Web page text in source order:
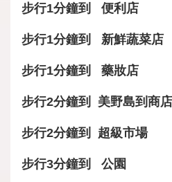
步行1分鐘到 便利店
步行1分鐘到 新鮮蔬菜店
步行1分鐘到 藥妝店
步行2分鐘到 美野島到商
步行2分鐘到 超級市場
步行3分鐘到 公園